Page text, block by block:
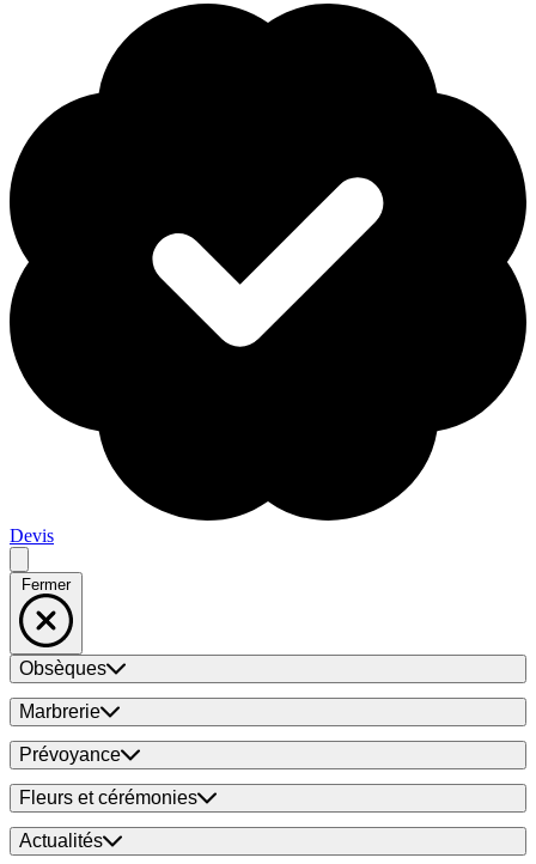
Devis
Fermer
Obsèques
Marbrerie
Prévoyance
Fleurs et cérémonies
Actualités